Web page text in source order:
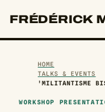
FRÉDÉRICK
HOME
TALKS & EVENTS
'MILITANTISME
WORKSHOP